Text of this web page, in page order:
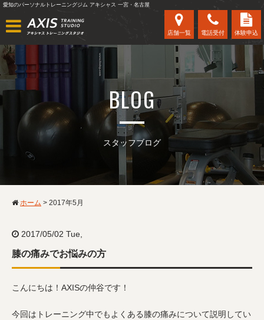
愛知のパーソナルトレーニングジム アキシャス 一宮・名古屋
店舗一覧 電話受付 体験申込
BLOG
スタッフブログ
ホーム > 2017年5月
2017/05/02 Tue,
膝の痛みでお悩みの方
こんにちは！AXISの仲谷です！
今回はトレーニング中でもよくある膝の痛みについて説明してい